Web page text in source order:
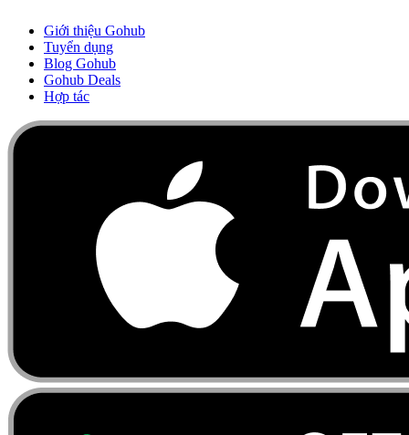
Giới thiệu Gohub
Tuyển dụng
Blog Gohub
Gohub Deals
Hợp tác